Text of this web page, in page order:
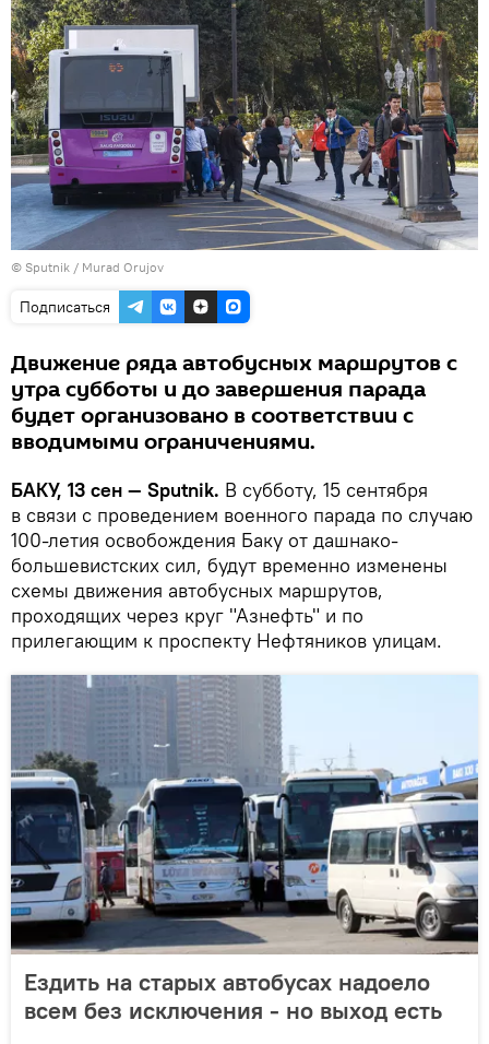
© Sputnik / Murad Orujov
Подписаться
Движение ряда автобусных маршрутов с
утра субботы и до завершения парада
будет организовано в соответствии с
вводимыми ограничениями.
БАКУ, 13 сен — Sputnik. В субботу, 15 сентября
в связи с проведением военного парада по случаю
100-летия освобождения Баку от дашнако-
большевистских сил, будут временно изменены
схемы движения автобусных маршрутов,
проходящих через круг "Азнефть" и по
прилегающим к проспекту Нефтяников улицам.
Ездить на старых автобусах надоело
всем без исключения - но выход есть